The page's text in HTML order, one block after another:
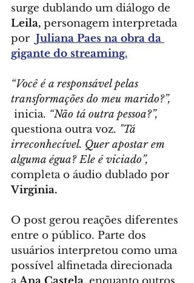
surge dublando um diálogo de
Leila, personagem interpretada
por Juliana Paes na obra da
gigante do streaming.
“Você é a responsável pelas
transformações do meu marido?”,
inicia. “Não tá outra pessoa?”,
questiona outra voz. "Tá
irreconhecível. Quer apostar em
alguma égua? Ele é viciado”,
completa o áudio dublado por
Virginia.
O post gerou reações diferentes
entre o público. Parte dos
usuários interpretou como uma
possível alfinetada direcionada